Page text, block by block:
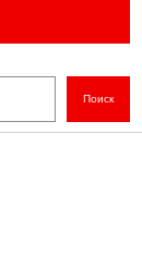
Поиск